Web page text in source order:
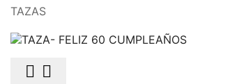
TAZAS

